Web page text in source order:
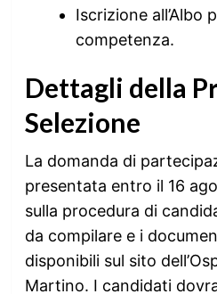
Iscrizione all’Albo
competenza.
Dettagli della
Selezione
La domanda di
presentata entro il 16
sulla procedura di
da compilare e i
disponibili sul sito
Martino. I candidati